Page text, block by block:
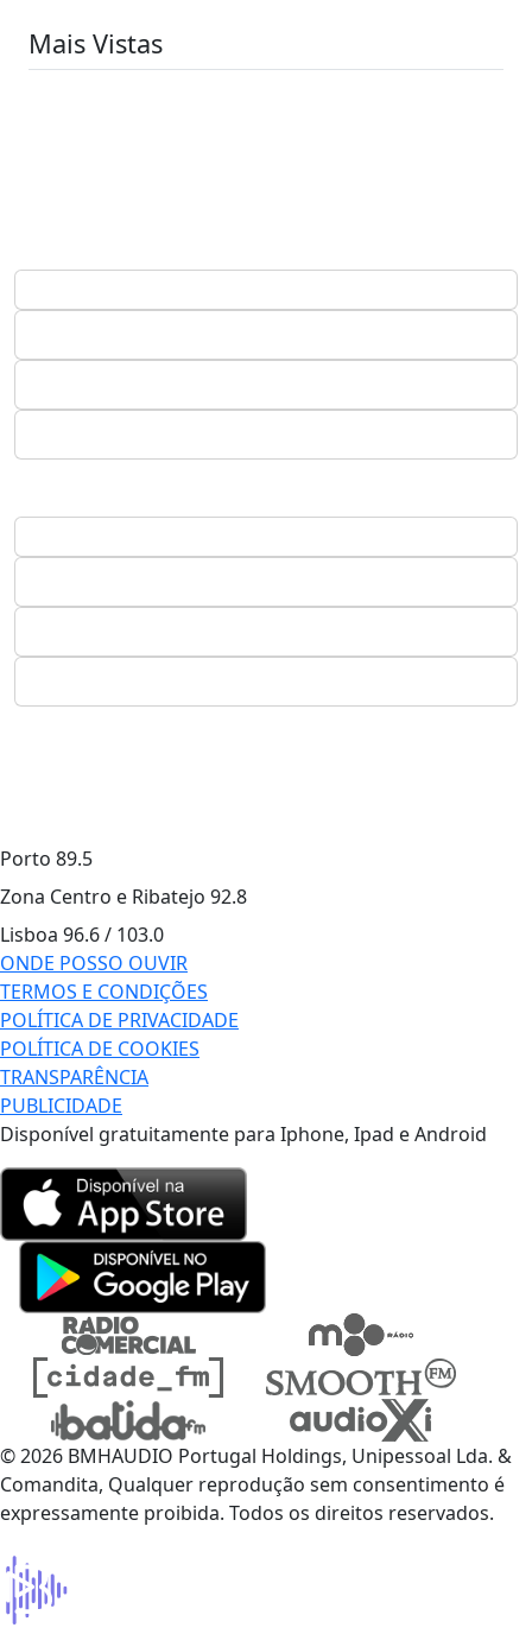
Mais Vistas
Porto 89.5
Zona Centro e Ribatejo 92.8
Lisboa 96.6 / 103.0
ONDE POSSO OUVIR
TERMOS E CONDIÇÕES
POLÍTICA DE PRIVACIDADE
POLÍTICA DE COOKIES
TRANSPARÊNCIA
PUBLICIDADE
Disponível gratuitamente para Iphone, Ipad e Android
© 2026 BMHAUDIO Portugal Holdings, Unipessoal Lda. &
Comandita, Qualquer reprodução sem consentimento é
expressamente proibida. Todos os direitos reservados.